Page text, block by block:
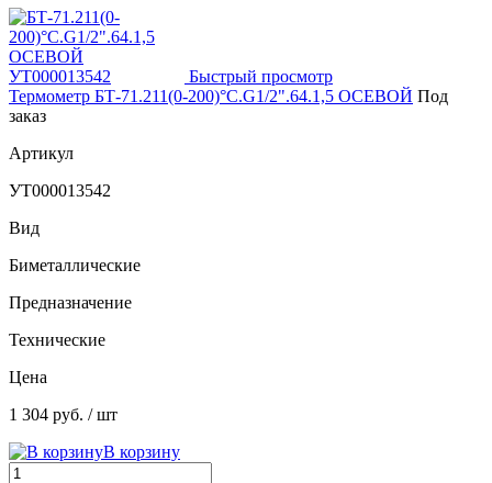
Быстрый просмотр
Термометр БТ-71.211(0-200)°С.G1/2".64.1,5 ОСЕВОЙ Под
заказ
Артикул
УТ000013542
Вид
Биметаллические
Предназначение
Технические
Цена
1 304 руб. / шт
В корзину